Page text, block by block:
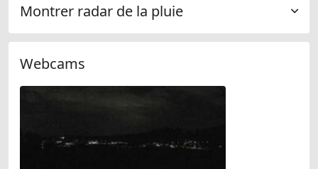
Montrer radar de la pluie
Webcams